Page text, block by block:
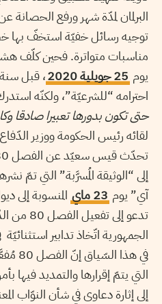
البرلمان لمدّة شهر ورفع
توجيه رسائل خفيّة استخفّ بها
مناسبات متواترة. فحين كلّف
يوم 25 جويلية 2020
، قبل
احترامه “للشرعيّة”، ولكنّه
حتى تكون بدورها تعبيرا صادقا
لقائه رئيس الحكومة ووزير الدّفاع
إلى “الوثيقة المُسرَّبة” التي تمّ
آي” يوم 23 ماي
المنسوبة إلى
تدعو إلى
الجمهورية اتّخاذ تدابير
في
التي يتمّ إقرارها والتمديد فيها
إلى إثارة دعاوى في شأن النوّاب